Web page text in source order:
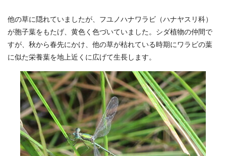
他の草に隠れていましたが、フユノハナワラビ（ハナヤスリ科）
が胞子葉をもたげ、黄色く色づいていました。シダ植物の仲間で
すが、秋から春先にかけ、他の草が枯れている時期にワラビの葉
に似た栄養葉を地上近くに広げて生長します。